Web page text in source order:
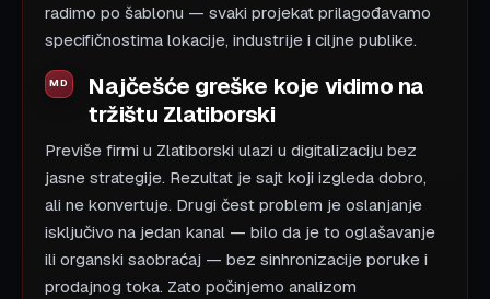
radimo po šablonu — svaki projekat prilagođavamo
specifičnostima lokacije, industrije i ciljne publike.
Najčešće greške koje vidimo na
tržištu Zlatiborski
Previše firmi u Zlatiborski ulazi u digitalizaciju bez
jasne strategije. Rezultat je sajt koji izgleda dobro,
ali ne konvertuje. Drugi čest problem je oslanjanje
isključivo na jedan kanal — bilo da je to oglašavanje
ili organski saobraćaj — bez sinhronizacije poruke i
prodajnog toka. Zato počinjemo analizom